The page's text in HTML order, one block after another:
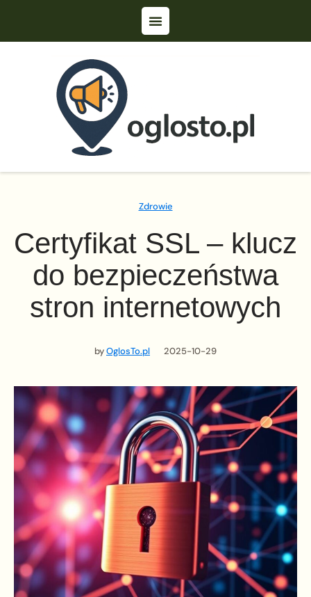
Zdrowie
Certyfikat SSL – klucz
do bezpieczeństwa
stron internetowych
byOglosTo.pl 2025-10-29